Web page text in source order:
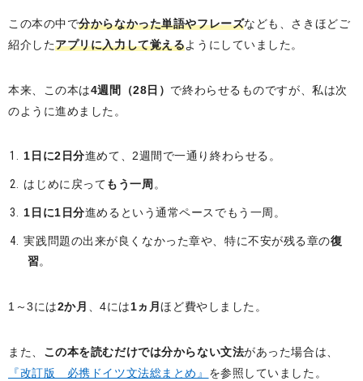
この本の中で分からなかった単語やフレーズなども、さきほどご
紹介したアプリに入力して覚えるようにしていました。
本来、この本は4週間（28日） で終わらせるものですが、私は次
のように進めました。
1日に2日分進めて、2週間で一通り終わらせる。
はじめに戻ってもう一周 。
1日に1日分進めるという通常ペースでもう一周。
実践問題の出来が良くなかった章や、特に不安が残る章の復
習。
1～3には2か月 、4には1ヵ月ほど費やしました。
また、 この本を読むだけでは分からない文法があった場合は、
『改訂版 必携ドイツ文法総まとめ』 を参照していました。